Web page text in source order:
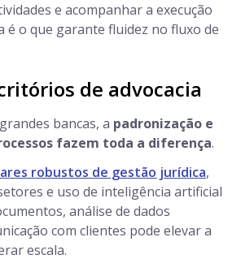
e acompanhar a execução
é o que garante fluidez no fluxo de
de advocacia
bancas, a padronização e
fazem toda a diferença.
robustos de gestão jurídica,
e uso de inteligência artificial
análise de dados
com clientes pode elevar a
escala.